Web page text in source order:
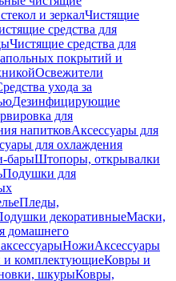
и зеркалЧистящие
средства для
Чистящие средства для
покрытий и
Освежители
ухода за
Дезинфицирующие
для
напитковАксессуары для
для охлаждения
барыШтопоры, открывалки
Подушки для
Пледы,
декоративныеМаски,
домашнего
НожиАксессуары
и комплектующиеКовры и
шкурыКовры,